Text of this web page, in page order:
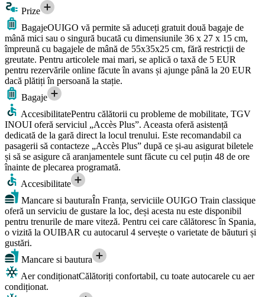
Prize
BagajeOUIGO vă permite să aduceți gratuit două bagaje de
mână mici sau o singură bucată cu dimensiunile 36 x 27 x 15 cm,
împreună cu bagajele de mână de 55x35x25 cm, fără restricții de
greutate. Pentru articolele mai mari, se aplică o taxă de 5 EUR
pentru rezervările online făcute în avans și ajunge până la 20 EUR
dacă plătiți în persoană la stație.
Bagaje
AccesibilitatePentru călătorii cu probleme de mobilitate, TGV
INOUI oferă serviciul „Accès Plus”. Aceasta oferă asistență
dedicată de la gară direct la locul trenului. Este recomandabil ca
pasagerii să contacteze „Accès Plus” după ce și-au asigurat biletele
și să se asigure că aranjamentele sunt făcute cu cel puțin 48 de ore
înainte de plecarea programată.
Accesibilitate
Mancare si bauturaÎn Franța, serviciile OUIGO Train classique
oferă un serviciu de gustare la loc, deși acesta nu este disponibil
pentru trenurile de mare viteză. Pentru cei care călătoresc în Spania,
o vizită la OUIBAR cu autocarul 4 servește o varietate de băuturi și
gustări.
Mancare si bautura
Aer condiționatCălătoriți confortabil, cu toate autocarele cu aer
condiționat.